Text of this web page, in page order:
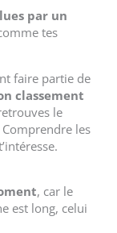
par un
tes
faire partie de
classement
le
les
, car le
est long, celui